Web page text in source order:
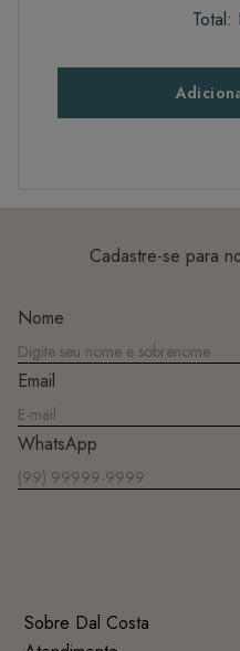
Total:
Cadastre-se para
Nome
Email
WhatsApp
Sobre Dal Costa